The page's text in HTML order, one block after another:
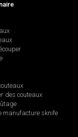
des couteaux
manufacture sknife